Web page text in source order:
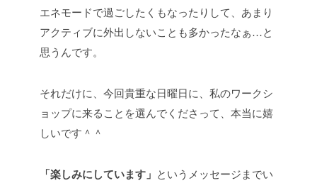
エネモードで過ごしたくもなったりして、あまり
アクティブに外出しないことも多かったなぁ…と
思うんです。
それだけに、今回貴重な日曜日に、私のワークシ
ョップに来ることを選んでくださって、本当に嬉
しいです＾＾
「楽しみにしています」
というメッセージまでい